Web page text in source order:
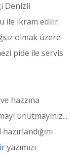
Denizli
ile ikram edilir.
olmak üzere
pide ile servis
hazzına
unutmayınız...
yazımızı